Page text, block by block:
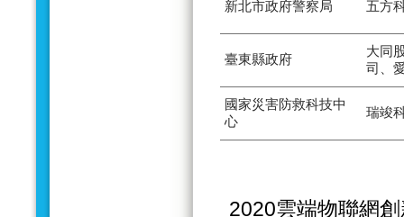
新北市政府警察局 五方
臺東縣政府
大同
司、
國家災害防救科技中
心
瑞竣
2020雲端物聯網